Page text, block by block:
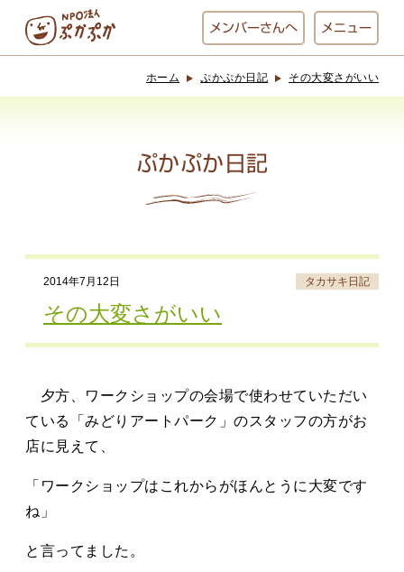
メンバーさんへ メニュー
お休み中
でんぱた
ぷかぷかさんと
ぷかぷか日記
ホーム ぷかぷか日記 その大変さがいい
ぷかぷか日記
2014年7月12日 タカサキ日記
その大変さがいい
夕方、ワークショップの会場で使わせていただい
ている「みどりアートパーク」のスタッフの方がお
店に見えて、
「ワークショップはこれからがほんとうに大変です
ね」
と言ってました。